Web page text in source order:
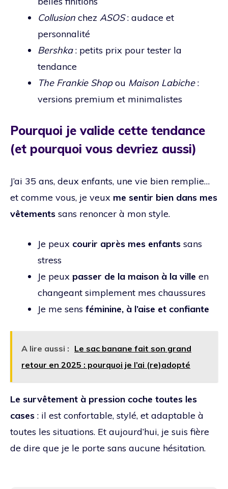
Collusion chez ASOS: audace et
personnalité
Bershka: petits prix pour tester la
tendance
The Frankie Shopou Maison Labiche:
versions premium et minimalistes
Pourquoi je valide cette tendance
(et pourquoi vous devriez aussi)
J’ai 35 ans, deux enfants, une vie bien remplie…
et comme vous, je veux me sentir bien dans mes
vêtements sans renoncer à mon style.
Je peux courir après mes enfants sans
stress
Je peux passer de la maison à la ville en
changeant simplement mes chaussures
Je me sens féminine, à l’aise et confiante
A lire aussi : Le sac banane fait son grand
retour en 2025 : pourquoi je l’ai (re)adopté
Le survêtement à pression coche toutes les
cases : il est confortable, stylé, et adaptable à
toutes les situations. Et aujourd’hui, je suis fière
de dire que je le porte sans aucune hésitation.